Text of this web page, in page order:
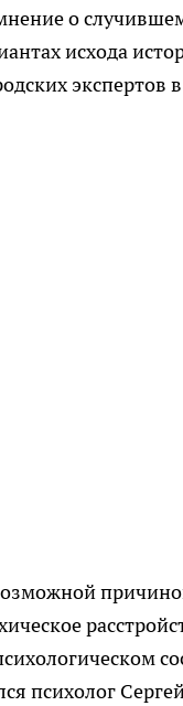
о
исхода
экспертов
психолог